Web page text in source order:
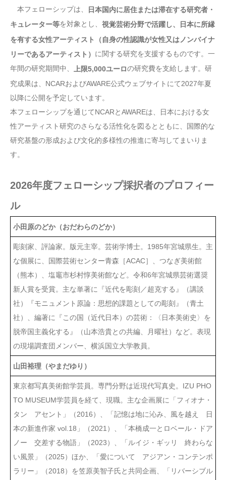
本フェローシップは、
日本国内に居住または滞在する研究者・
キュレーター等を対象とし、 視覚芸術分野で活躍し、日本に所縁
を有する女性アーティスト（自身の性認識が女性又はノンバイナ
リーであるアーティスト） に関する研究を支援するものです。一
年間の研究期間中、 上限5,000ユーロの研究費を支給します。研
究成果は、NCARおよびAWARE公式ウェブサイトにて2027年夏
以降に公開を予定しています。
本フェローシップを通じてNCARとAWAREは、日本における女
性アーティスト研究のさらなる活性化を図るとともに、国際的な
研究基盤の形成および文化的多様性の推進に寄与してまいりま
す。
2026年度フェローシップ採択者のプロフィー
ル
小田原のどか（おだわらのどか）
彫刻家、評論家。版元主宰。芸術学博士。1985年宮城県生。主
な個展に、国際芸術センター青森［ACAC］、つなぎ美術館
（熊本）、塩竈市杉村惇美術館など。令和6年宮城県芸術選奨
新人賞を受賞。主な単著に『近代を彫刻／超克する』（講談
社）『モニュメント原論：思想的課題としての彫刻』（青土
社）、編著に『この国（近代日本）の芸術：〈日本美術史〉を
脱帝国主義化する』（山本浩貴との共編、月曜社）など。表現
の現場調査団メンバー、横浜国立大学教員。
山田裕理（やまだゆり）
東京都写真美術館学芸員。専門分野は近現代写真史。IZU PHO
TO MUSEUM学芸員を経て、現職。主な企画展に「フィオナ・
タン アセント」（2016）、「記憶は地に沁み、風を越え 日
本の新進作家 vol.18」（2021）、「本橋成一とロベール・ドア
ノー 交差する物語」（2023）、「ルイジ・ギッリ 終わらな
い風景」（2025）ほか、「愛について アジアン・コンテンポ
ラリー」（2018）を笠原美智子氏と共同企画、「リバーシブル